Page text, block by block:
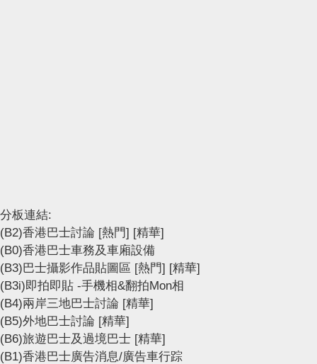
分板連結:
(B2)香港巴士討論 [熱門] [精華]
(B0)香港巴士車務及車廂設備
(B3)巴士攝影作品貼圖區 [熱門] [精華]
(B3i)即拍即貼 -手機相&翻拍Mon相
(B4)兩岸三地巴士討論 [精華]
(B5)外地巴士討論 [精華]
(B6)旅遊巴士及過境巴士 [精華]
(B1)香港巴士廣告消息/廣告車行踪